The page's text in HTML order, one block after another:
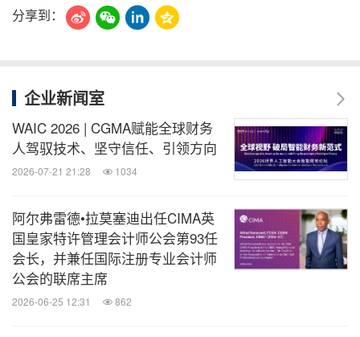
分享到：
企业新闻室
WAIC 2026 | CGMA赋能全球财务
人驾驭技术、坚守信任、引领方向
2026-07-21 21:28 1034
阿尔弗雷德•拉莫塞迪出任CIMA英
国皇家特许管理会计师公会第93任
会长，并兼任国际注册专业会计师
公会的联席主席
2026-06-25 12:31 862